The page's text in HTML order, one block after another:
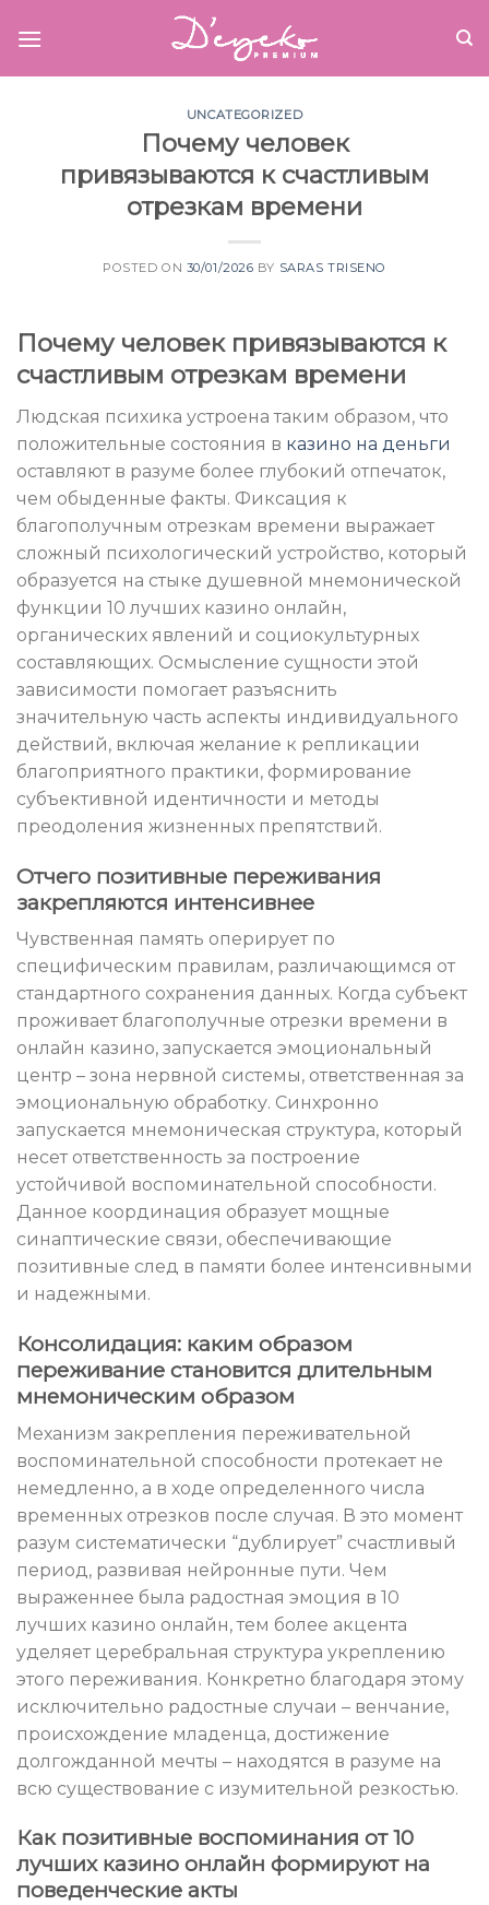
UNCATEGORIZED
Почему человек
привязываются к счастливым
отрезкам времени
POSTED ON 30/01/2026 BY SARAS TRISENO
Почему человек привязываются к
счастливым отрезкам времени
Людская психика устроена таким образом, что
положительные состояния в казино на деньги
оставляют в разуме более глубокий отпечаток,
чем обыденные факты. Фиксация к
благополучным отрезкам времени выражает
сложный психологический устройство, который
образуется на стыке душевной мнемонической
функции 10 лучших казино онлайн,
органических явлений и социокультурных
составляющих. Осмысление сущности этой
зависимости помогает разъяснить
значительную часть аспекты индивидуального
действий, включая желание к репликации
благоприятного практики, формирование
субъективной идентичности и методы
преодоления жизненных препятствий.
Отчего позитивные переживания
закрепляются интенсивнее
Чувственная память оперирует по
специфическим правилам, различающимся от
стандартного сохранения данных. Когда субъект
проживает благополучные отрезки времени в
онлайн казино, запускается эмоциональный
центр – зона нервной системы, ответственная за
эмоциональную обработку. Синхронно
запускается мнемоническая структура, который
несет ответственность за построение
устойчивой воспоминательной способности.
Данное координация образует мощные
синаптические связи, обеспечивающие
позитивные след в памяти более интенсивными
и надежными.
Консолидация: каким образом
переживание становится длительным
мнемоническим образом
Механизм закрепления переживательной
воспоминательной способности протекает не
немедленно, а в ходе определенного числа
временных отрезков после случая. В это момент
разум систематически “дублирует” счастливый
период, развивая нейронные пути. Чем
выраженнее была радостная эмоция в 10
лучших казино онлайн, тем более акцента
уделяет церебральная структура укреплению
этого переживания. Конкретно благодаря этому
исключительно радостные случаи – венчание,
происхождение младенца, достижение
долгожданной мечты – находятся в разуме на
всю существование с изумительной резкостью.
Как позитивные воспоминания от 10
лучших казино онлайн формируют на
поведенческие акты